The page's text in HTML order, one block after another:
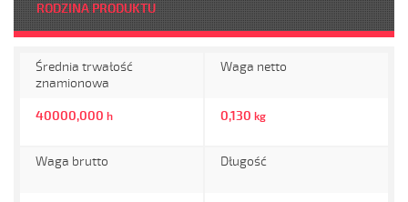
RODZINA PRODUKTU
Średnia trwałość
znamionowa
40000,000 h
Waga netto
0,130 kg
Waga brutto Długość